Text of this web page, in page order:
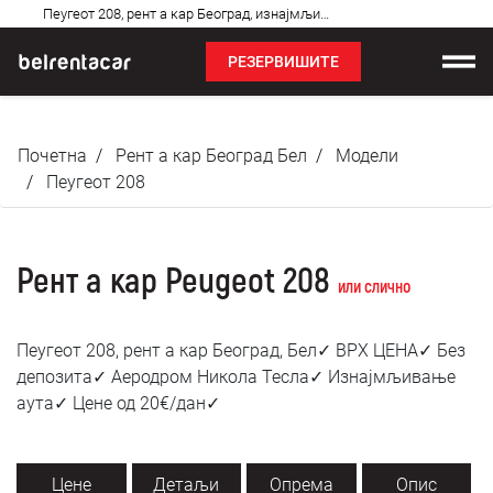
Пеугеот 208, рент а кар Београд, изнајмљивање аута: Бел✓
питања
РЕЗЕРВИШИТЕ
Цене
О нама
Најчешћа питања
Блог
Почетна Рент а кар Београд Бел
Модели
Пеугеот 208
Рент а кар Peugeot 208 или слично
Пеугеот 208, рент а кар Београд, Бел✓ ВРХ ЦЕНА✓ Без
депозита✓ Аеродром Никола Тесла✓ Изнајмљивање
аута✓ Цене од 20€/дан✓
Цене Детаљи Опрема Опис